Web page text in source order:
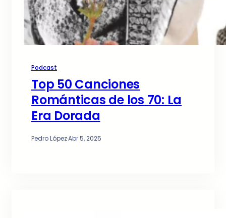
Podcast
Top 50 Canciones
Románticas de los 70: La
Era Dorada
Pedro López·Abr 5, 2025